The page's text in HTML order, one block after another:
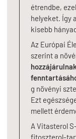
étrendbe,
helyeket. Így
kisebb
Az Európai
szerint a
g növényi
Ezt
mellett
A Vitasterol
fitoszterol-